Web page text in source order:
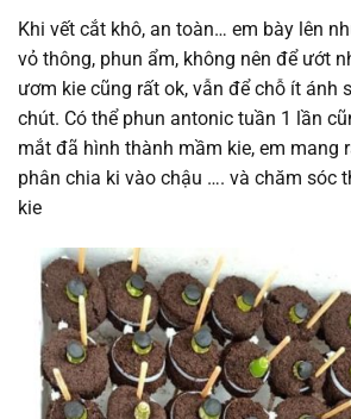
Khi vết cắt khô, an toàn… em bày lên
vỏ thông, phun ẩm, không nên để ướt
ươm kie cũng rất ok, vẫn để chỗ ít ánh
chút. Có thể phun antonic tuần 1 lần
mắt đã hình thành mầm kie, em mang
phân chia ki vào chậu …. và chăm sóc
kie